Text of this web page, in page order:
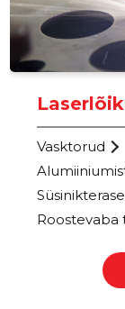
Vasktorud
Roostevaba